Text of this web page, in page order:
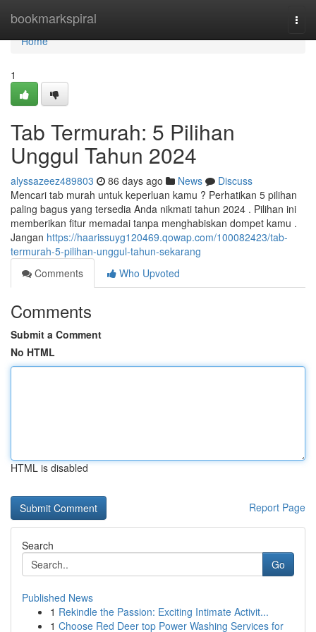
bookmarkspiral
Home
Home
1
Tab Termurah: 5 Pilihan
Unggul Tahun 2024
alyssazeez489803 86 days ago News
Discuss
Mencari tab murah untuk keperluan kamu ? Perhatikan 5 pilihan
paling bagus yang tersedia Anda nikmati tahun 2024 . Pilihan ini
memberikan fitur memadai tanpa menghabiskan dompet kamu .
Jangan https://haarissuyg120469.qowap.com/100082423/tab-
termurah-5-pilihan-unggul-tahun-sekarang
Comments
Who Upvoted
Comments
Submit a Comment
No HTML
HTML is disabled
Report Page
Search
Go
Published News
1 Rekindle the Passion: Exciting Intimate Activit...
1 Choose Red Deer top Power Washing Services for